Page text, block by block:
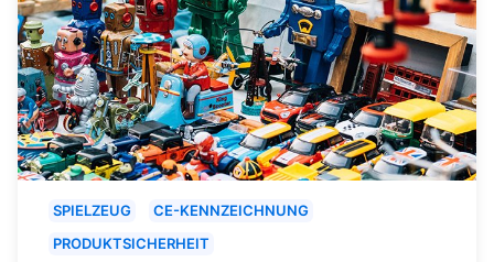
SPIELZEUG
CE-KENNZEICHNUNG
PRODUKTSICHERHEIT